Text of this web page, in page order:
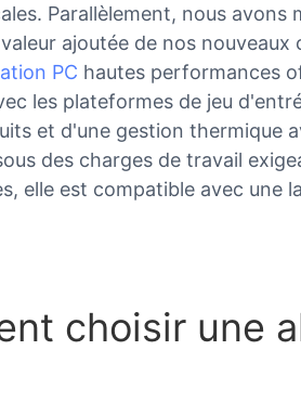
Parallèlement, nous
ajoutée de nos nouveaux
PC hautes performances
les plateformes de jeu
et d'une gestion thermique
des charges de travail
elle est compatible avec une
choisir une